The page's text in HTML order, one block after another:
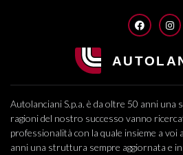
Autolanciani S.p.a. è da oltre 50 anni una
ragioni del nostro successo vanno
professionalità con la quale insieme a
anni una struttura sempre aggiornata e